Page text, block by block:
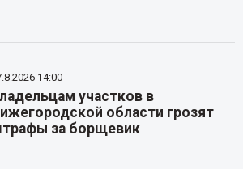
14:00
участков в
области грозят
за борщевик